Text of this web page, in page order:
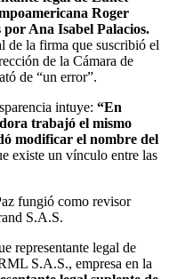
Roger
Ana Isabel Palacios.
de la firma que suscribió el
de la Cámara de
de “un error”.
intuye: “En
trabajó el mismo
modificar el nombre del
existe un vínculo entre las
fungió como revisor
S.A.S.
representante legal de
S.A.S., empresa en la